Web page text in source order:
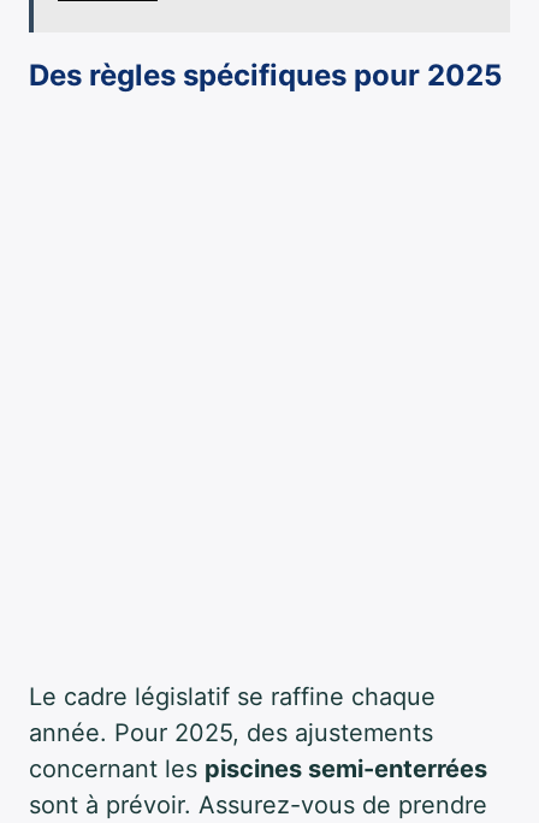
Des règles spécifiques pour 2025
Le cadre législatif se raffine chaque
année. Pour 2025, des ajustements
concernant les piscines semi-enterrées
sont à prévoir. Assurez-vous de prendre